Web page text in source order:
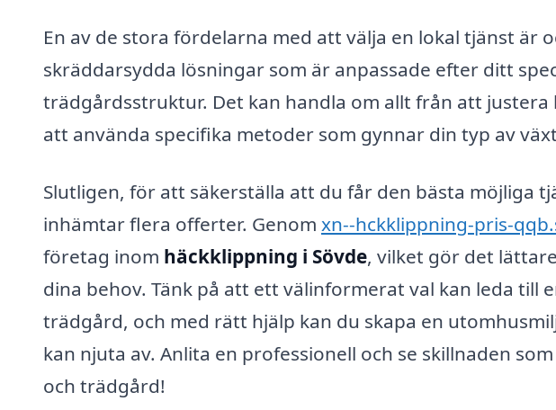
En av de stora fördelarna med att välja en lokal tjänst är
skräddarsydda lösningar som är anpassade efter ditt
trädgårdsstruktur. Det kan handla om allt från att
att använda specifika metoder som gynnar din typ av
Slutligen, för att säkerställa att du får den bästa möjliga
inhämtar flera offerter. Genom xn--hckklippning-pris-
företag inom häckklippning i Sövde, vilket gör det
dina behov. Tänk på att ett välinformerat val kan leda till
trädgård, och med rätt hjälp kan du skapa en
kan njuta av. Anlita en professionell och se skillnaden
och trädgård!